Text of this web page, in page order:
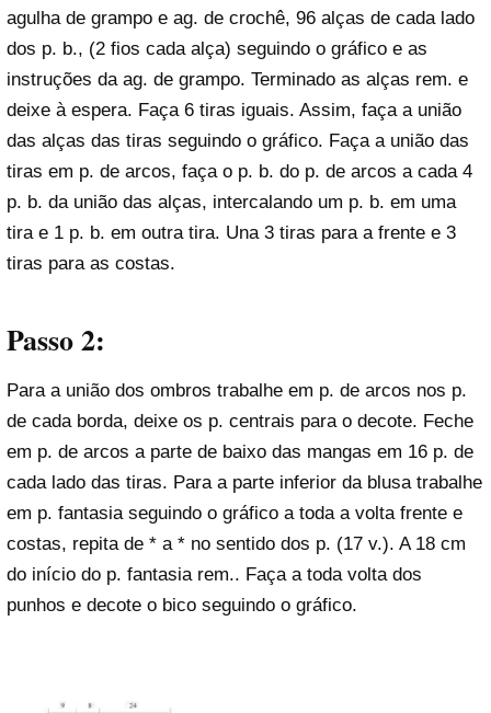
agulha de grampo e ag. de crochê, 96 alças de cada lado
dos p. b., (2 fios cada alça) seguindo o gráfico e as
instruções da ag. de grampo. Terminado as alças rem. e
deixe à espera. Faça 6 tiras iguais. Assim, faça a união
das alças das tiras seguindo o gráfico. Faça a união das
tiras em p. de arcos, faça o p. b. do p. de arcos a cada 4
p. b. da união das alças, intercalando um p. b. em uma
tira e 1 p. b. em outra tira. Una 3 tiras para a frente e 3
tiras para as costas.
Passo 2:
Para a união dos ombros trabalhe em p. de arcos nos p.
de cada borda, deixe os p. centrais para o decote. Feche
em p. de arcos a parte de baixo das mangas em 16 p. de
cada lado das tiras. Para a parte inferior da blusa trabalhe
em p. fantasia seguindo o gráfico a toda a volta frente e
costas, repita de * a * no sentido dos p. (17 v.). A 18 cm
do início do p. fantasia rem.. Faça a toda volta dos
punhos e decote o bico seguindo o gráfico.